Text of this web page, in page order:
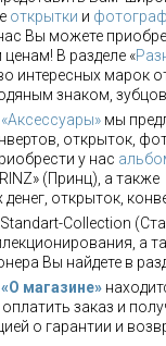
открытки и
Вы можете
В разделе «
интересных марок
знаком,
«Аксессуары» мы
открыток,
у нас
(Принц), а
открыток,
Collection
а
Вы найдете в
«О магазине»
оплатить заказ и
о гарантии и